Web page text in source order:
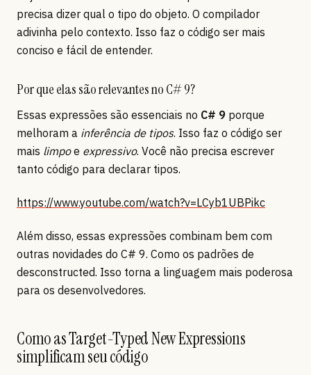
precisa dizer qual o tipo do objeto. O compilador
adivinha pelo contexto. Isso faz o código ser mais
conciso e fácil de entender.
Por que elas são relevantes no C# 9?
Essas expressões são essenciais no C# 9 porque
melhoram a inferência de tipos. Isso faz o código ser
mais limpoe expressivo. Você não precisa escrever
tanto código para declarar tipos.
https://www.youtube.com/watch?v=LCyb1UBPikc
Além disso, essas expressões combinam bem com
outras novidades do C# 9. Como os padrões de
desconstructed. Isso torna a linguagem mais poderosa
para os desenvolvedores.
Como as Target-Typed New Expressions
simplificam seu código